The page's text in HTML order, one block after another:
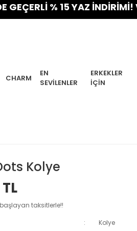
% 15 YAZ İNDİRİMİ! VE
CHARM
EN
SEVILENLER
ERKEKLER
İÇIN
Kolye
taksitlerle!!
Kolye